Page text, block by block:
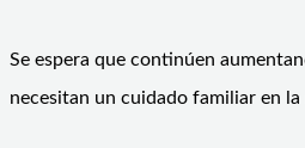
Se espera que continúen
necesitan un cuidado familiar en